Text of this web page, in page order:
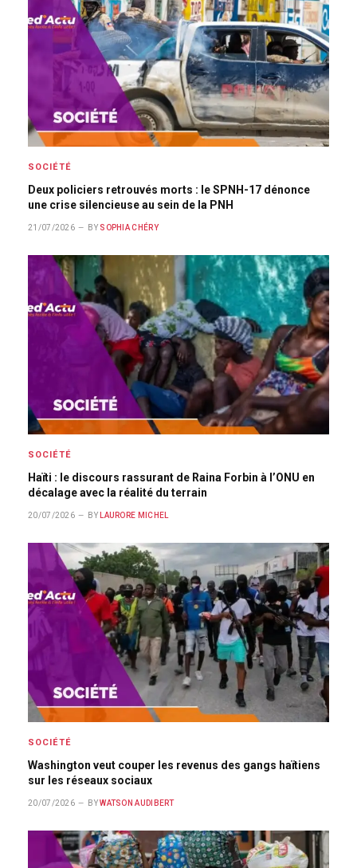
SOCIÉTÉ
Deux policiers retrouvés morts : le SPNH-17 dénonce
une crise silencieuse au sein de la PNH
21/07/2026 BY SOPHIA CHÉRY
SOCIÉTÉ
Haïti : le discours rassurant de Raina Forbin à l’ONU en
décalage avec la réalité du terrain
20/07/2026 BY LAURORE MICHEL
SOCIÉTÉ
Washington veut couper les revenus des gangs haïtiens
sur les réseaux sociaux
20/07/2026 BY WATSON AUDIBERT